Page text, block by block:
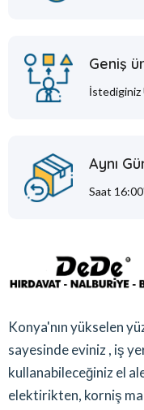
Geniş
İstediginiz
Aynı
Saat
Konya'nın yükselen
sayesinde eviniz , iş
kullanabileceğiniz el
elektirikten, korniş